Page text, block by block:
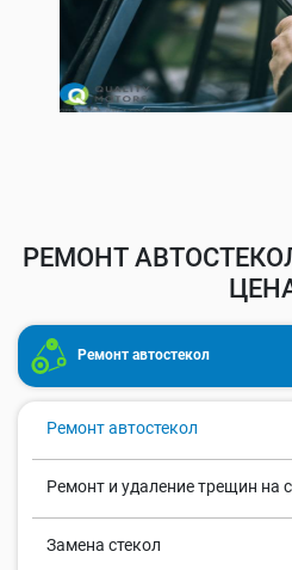
РЕМОНТ АВТОСТЕКОЛ
Ремонт автостекол
Ремонт автостекол
Ремонт и удаление трещин на
Замена стекол